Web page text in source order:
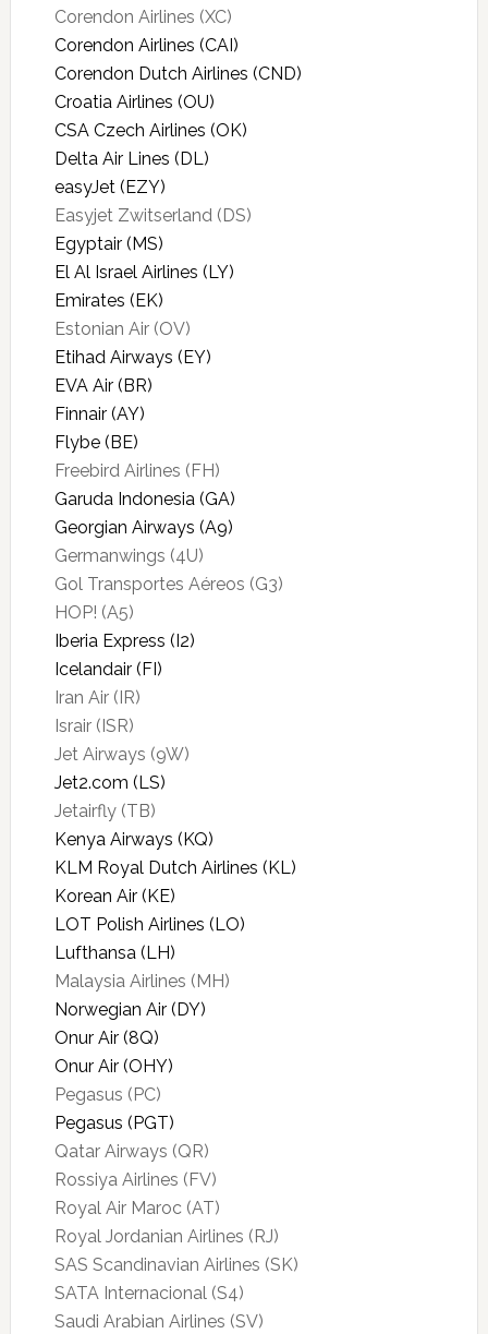
Corendon Airlines (XC)
Corendon Airlines (CAI)
Corendon Dutch Airlines (CND)
Croatia Airlines (OU)
CSA Czech Airlines (OK)
Delta Air Lines (DL)
easyJet (EZY)
Easyjet Zwitserland (DS)
Egyptair (MS)
El Al Israel Airlines (LY)
Emirates (EK)
Estonian Air (OV)
Etihad Airways (EY)
EVA Air (BR)
Finnair (AY)
Flybe (BE)
Freebird Airlines (FH)
Garuda Indonesia (GA)
Georgian Airways (A9)
Germanwings (4U)
Gol Transportes Aéreos (G3)
HOP! (A5)
Iberia Express (I2)
Icelandair (FI)
Iran Air (IR)
Israir (ISR)
Jet Airways (9W)
Jet2.com (LS)
Jetairfly (TB)
Kenya Airways (KQ)
KLM Royal Dutch Airlines (KL)
Korean Air (KE)
LOT Polish Airlines (LO)
Lufthansa (LH)
Malaysia Airlines (MH)
Norwegian Air (DY)
Onur Air (8Q)
Onur Air (OHY)
Pegasus (PC)
Pegasus (PGT)
Qatar Airways (QR)
Rossiya Airlines (FV)
Royal Air Maroc (AT)
Royal Jordanian Airlines (RJ)
SAS Scandinavian Airlines (SK)
SATA Internacional (S4)
Saudi Arabian Airlines (SV)